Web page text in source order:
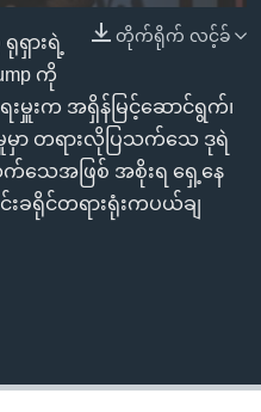
တိုက်ရိုက် လင့်ခ်
ရှားရဲ့
ကို
မှူးက အရှိန်မြင့်ဆောင်ရွက်၊
ာ တရားလိုပြသက်သေ ဒုရဲ
သေအဖြစ် အစိုးရ ရှေ့နေ
ခရိုင်တရားရုံးကပယ်ချ